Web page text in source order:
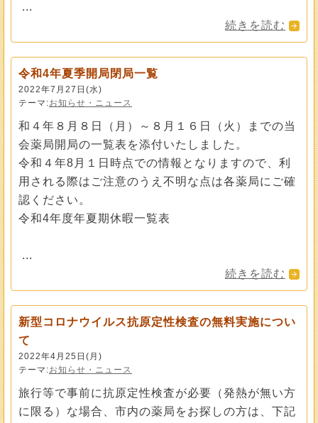
...
続きを読む
令和4年夏季開局閉局一覧
2022年7月27日(水)
テーマ:お知らせ・ニュース
和４年８月８日（月）～８月１６日（火）までの当
会薬局開局の一覧表を添付いたしました。
令和４年8月１日時点での情報となりますので、利
用される際はご注意のうえ不明な点は各薬局にご確
認ください。
令和4年度年夏期休暇一覧表
...
続きを読む
新型コロナウイルス抗原定性検査の無料実施につい
て
2022年4月25日(月)
テーマ:お知らせ・ニュース
旅行等で事前に抗原定性検査が必要（発熱が無い方
に限る）な場合、市内の薬局をお探しの方は、下記